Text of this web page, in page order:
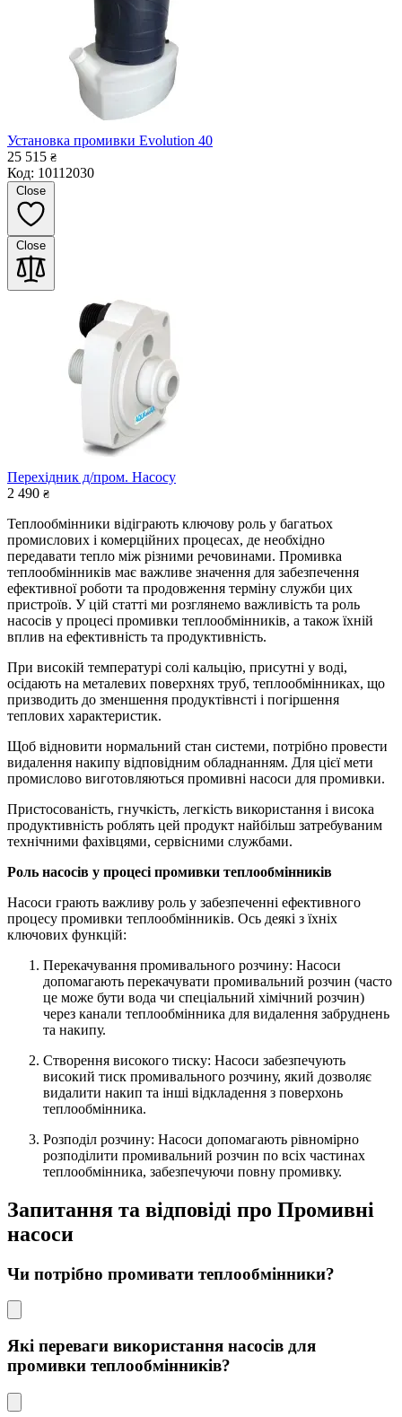
Установка промивки Evolution 40
25 515 ₴
Код: 10112030
Close
Close
Перехідник д/пром. Насосу
2 490 ₴
Теплообмінники відіграють ключову роль у багатьох
промислових і комерційних процесах, де необхідно
передавати тепло між різними речовинами. Промивка
теплообмінників має важливе значення для забезпечення
ефективної роботи та продовження терміну служби цих
пристроїв. У цій статті ми розглянемо важливість та роль
насосів у процесі промивки теплообмінників, а також їхній
вплив на ефективність та продуктивність.
При високій температурі солі кальцію, присутні у воді,
осідають на металевих поверхнях труб, теплообмінниках, що
призводить до зменшення продуктівнсті і погіршення
теплових характеристик.
Щоб відновити нормальний стан системи, потрібно провести
видалення накипу відповідним обладнанням. Для цієї мети
промислово виготовляються промивні насоси для промивки.
Пристосованість, гнучкість, легкість використання і висока
продуктивність роблять цей продукт найбільш затребуваним
технічними фахівцями, сервісними службами.
Роль насосів у процесі промивки теплообмінників
Насоси грають важливу роль у забезпеченні ефективного
процесу промивки теплообмінників. Ось деякі з їхніх
ключових функцій:
Перекачування промивального розчину: Насоси
допомагають перекачувати промивальний розчин (часто
це може бути вода чи спеціальний хімічний розчин)
через канали теплообмінника для видалення забруднень
та накипу.
Створення високого тиску: Насоси забезпечують
високий тиск промивального розчину, який дозволяє
видалити накип та інші відкладення з поверхонь
теплообмінника.
Розподіл розчину: Насоси допомагають рівномірно
розподілити промивальний розчин по всіх частинах
теплообмінника, забезпечуючи повну промивку.
Запитання та відповіді про Промивні
насоси
Чи потрібно промивати теплообмінники?
Які переваги використання насосів для
промивки теплообмінників?